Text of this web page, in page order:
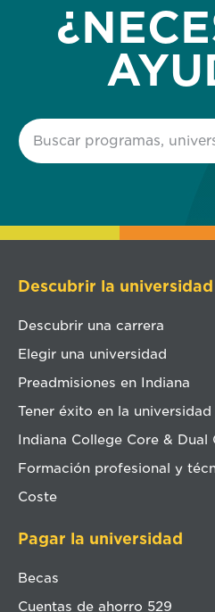
Descubrir la universidad
Descubrir una carrera
Elegir una universidad
Preadmisiones en Indiana
Tener éxito en la universidad
Indiana College Core & Dual
Formación profesional y
Coste
Pagar la universidad
Becas
Cuentas de ahorro 529